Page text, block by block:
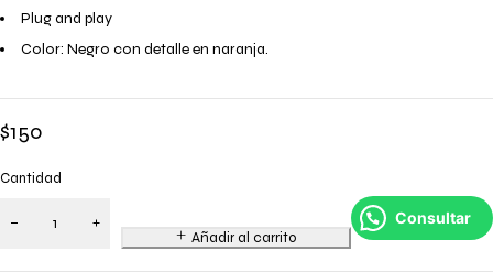
Plug and play
Color: Negro con detalle en naranja.
$150
Cantidad
Añadir al carrito
Consultar